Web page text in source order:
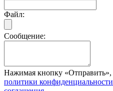
Файл:
Сообщение:
Нажимая кнопку «Отправить»,
политики конфиденциальности